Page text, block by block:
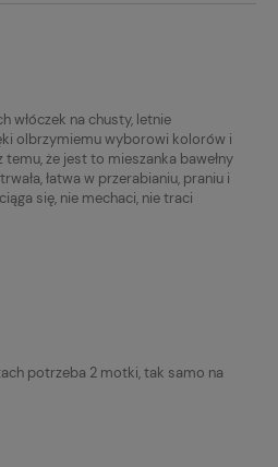
włóczek na chusty, letnie
olbrzymiemu wyborowi kolorów i
że jest to mieszanka bawełny
łatwa w przerabianiu, praniu i
się, nie mechaci, nie traci
potrzeba 2 motki, tak samo na